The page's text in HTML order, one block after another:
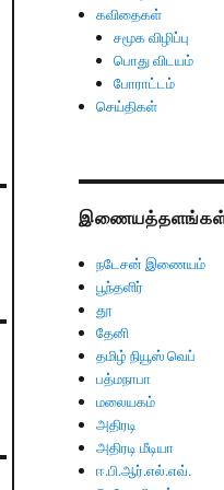
கவிதைகள்
சமூக விழிப்பு
பொது விடயம்
போராட்டம்
செய்திகள்
நடேசன் இணையம்
பூந்தளிர்
தூ
தேனி
தமிழ் நியூஸ் வெப்
பத்மநாபா
மலையகம்
அதிரடி
அதிரடி மீடியா
ஈ.பி.ஆர்.எல்.எவ்.